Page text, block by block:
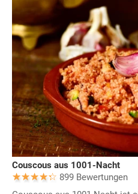
Couscous aus 1001-Nacht
899 Bewertungen